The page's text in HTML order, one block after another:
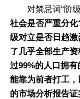
对禁忌词“阶
社会是否严重分
级对立是否日趋
了几乎全部生产
过99%的人口拥
能靠为前者打工
的市场分析报告